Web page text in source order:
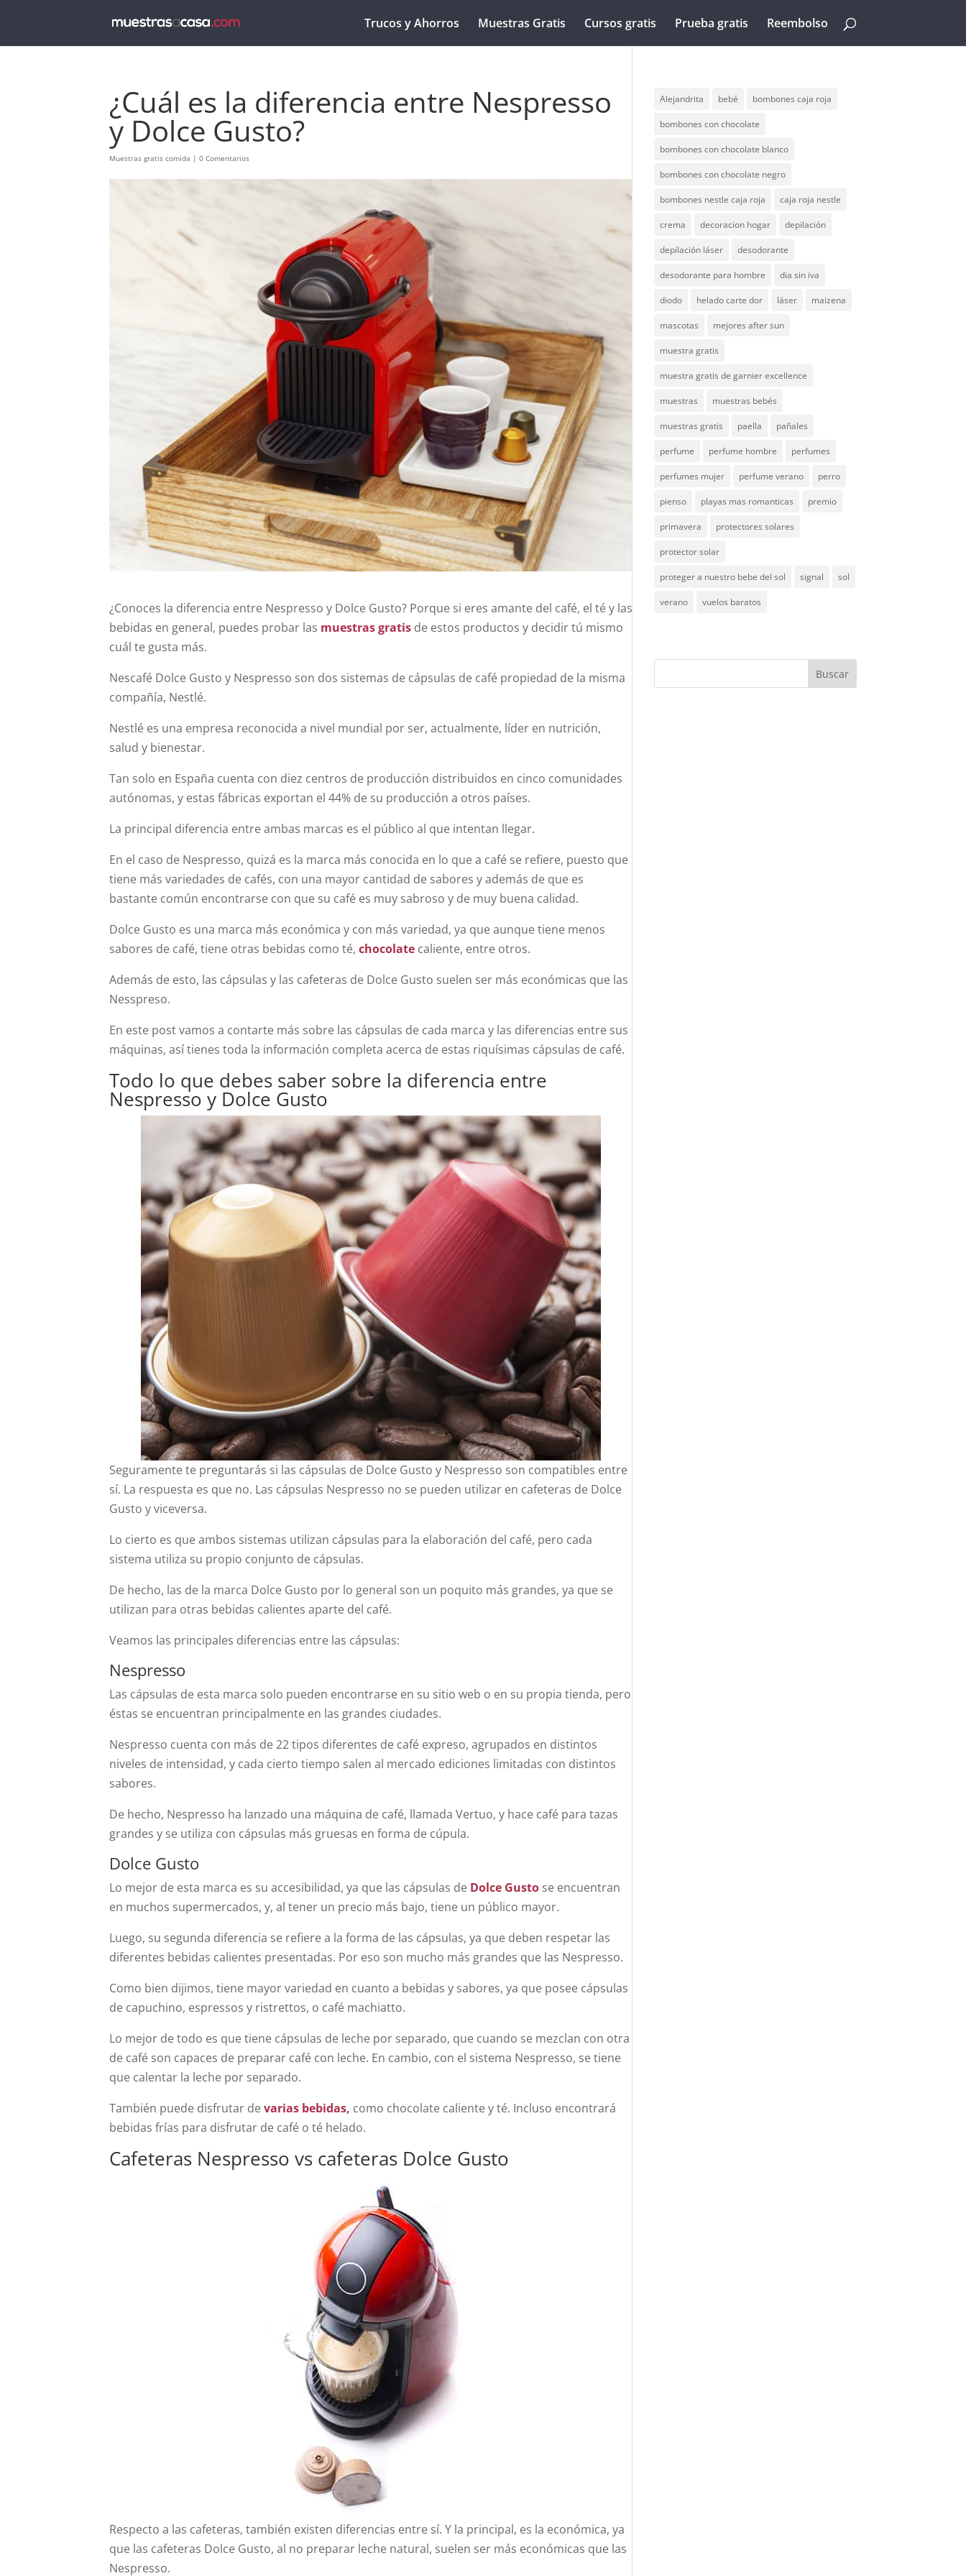
Trucos y Ahorros Muestras Gratis Cursos gratis Prueba gratis Reembolso
¿Cuál es la diferencia entre Nespresso
y Dolce Gusto?
Muestras gratis comida | 0 Comentarios
¿Conoces la diferencia entre Nespresso y Dolce Gusto? Porque si eres amante del café, el té y las
bebidas en general, puedes probar las muestras gratis de estos productos y decidir tú mismo
cuál te gusta más.
Nescafé Dolce Gusto y Nespresso son dos sistemas de cápsulas de café propiedad de la misma
compañía, Nestlé.
Nestlé es una empresa reconocida a nivel mundial por ser, actualmente, líder en nutrición,
salud y bienestar.
Tan solo en España cuenta con diez centros de producción distribuidos en cinco comunidades
autónomas, y estas fábricas exportan el 44% de su producción a otros países.
La principal diferencia entre ambas marcas es el público al que intentan llegar.
En el caso de Nespresso, quizá es la marca más conocida en lo que a café se refiere, puesto que
tiene más variedades de cafés, con una mayor cantidad de sabores y además de que es
bastante común encontrarse con que su café es muy sabroso y de muy buena calidad.
Dolce Gusto es una marca más económica y con más variedad, ya que aunque tiene menos
sabores de café, tiene otras bebidas como té, chocolate caliente, entre otros.
Además de esto, las cápsulas y las cafeteras de Dolce Gusto suelen ser más económicas que las
Nesspreso.
En este post vamos a contarte más sobre las cápsulas de cada marca y las diferencias entre sus
máquinas, así tienes toda la información completa acerca de estas riquísimas cápsulas de café.
Todo lo que debes saber sobre la diferencia entre
Nespresso y Dolce Gusto
Seguramente te preguntarás si las cápsulas de Dolce Gusto y Nespresso son compatibles entre
sí. La respuesta es que no. Las cápsulas Nespresso no se pueden utilizar en cafeteras de Dolce
Gusto y viceversa.
Lo cierto es que ambos sistemas utilizan cápsulas para la elaboración del café, pero cada
sistema utiliza su propio conjunto de cápsulas.
De hecho, las de la marca Dolce Gusto por lo general son un poquito más grandes, ya que se
utilizan para otras bebidas calientes aparte del café.
Veamos las principales diferencias entre las cápsulas:
Nespresso
Las cápsulas de esta marca solo pueden encontrarse en su sitio web o en su propia tienda, pero
éstas se encuentran principalmente en las grandes ciudades.
Nespresso cuenta con más de 22 tipos diferentes de café expreso, agrupados en distintos
niveles de intensidad, y cada cierto tiempo salen al mercado ediciones limitadas con distintos
sabores.
De hecho, Nespresso ha lanzado una máquina de café, llamada Vertuo, y hace café para tazas
grandes y se utiliza con cápsulas más gruesas en forma de cúpula.
Dolce Gusto
Lo mejor de esta marca es su accesibilidad, ya que las cápsulas de Dolce Gusto se encuentran
en muchos supermercados, y, al tener un precio más bajo, tiene un público mayor.
Luego, su segunda diferencia se refiere a la forma de las cápsulas, ya que deben respetar las
diferentes bebidas calientes presentadas. Por eso son mucho más grandes que las Nespresso.
Como bien dijimos, tiene mayor variedad en cuanto a bebidas y sabores, ya que posee cápsulas
de capuchino, espressos y ristrettos, o café machiatto.
Lo mejor de todo es que tiene cápsulas de leche por separado, que cuando se mezclan con otra
de café son capaces de preparar café con leche. En cambio, con el sistema Nespresso, se tiene
que calentar la leche por separado.
También puede disfrutar devarias bebidas, como chocolate caliente y té. Incluso encontrará
bebidas frías para disfrutar de café o té helado.
Cafeteras Nespresso vs cafeteras Dolce Gusto
Respecto a las cafeteras, también existen diferencias entre sí. Y la principal, es la económica, ya
que las cafeteras Dolce Gusto, al no preparar leche natural, suelen ser más económicas que las
Nespresso.
Alejandrita bebé bombones caja roja
bombones con chocolate
bombones con chocolate blanco
bombones con chocolate negro
bombones nestle caja roja caja roja nestle
crema decoracion hogar depilación
depilación láser desodorante
desodorante para hombre dia sin iva
diodo helado carte dor láser maizena
mascotas mejores after sun
muestra gratis
muestra gratis de garnier excellence
muestras muestras bebés
muestras gratis paella pañales
perfume perfume hombre perfumes
perfumes mujer perfume verano perro
pienso playas mas romanticas premio
primavera protectores solares
protector solar
proteger a nuestro bebe del sol signal sol
verano vuelos baratos